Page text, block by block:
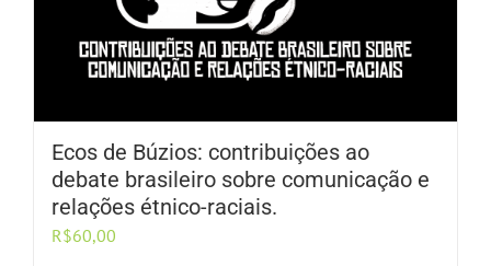
Ecos de Búzios: contribuições ao
debate brasileiro sobre comunicação e
relações étnico-raciais.
R$60,00